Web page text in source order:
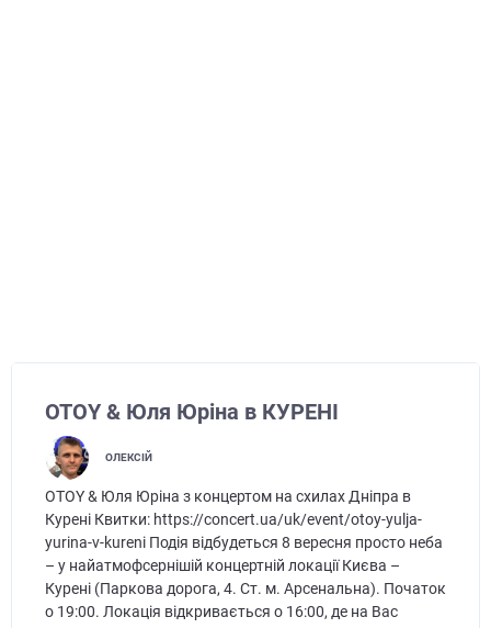
OTOY & Юля Юріна в КУРЕНІ
ОЛЕКСІЙ
OTOY & Юля Юріна з концертом на схилах Дніпра в
Курені Квитки: https://concert.ua/uk/event/otoy-yulja-
yurina-v-kureni Подія відбудеться 8 вересня просто неба
– у найатмофсернішій концертній локації Києва –
Курені (Паркова дорога, 4. Ст. м. Арсенальна). Початок
о 19:00. Локація відкривається о 16:00, де на Вас